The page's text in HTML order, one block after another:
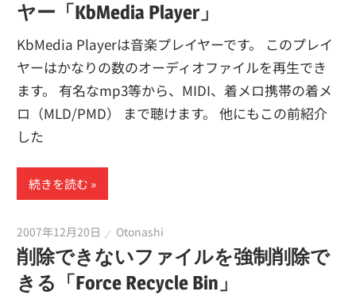
ヤー「KbMedia Player」
KbMedia Playerは音楽プレイヤーです。 このプレイ
ヤーはかなりの数のオーディオファイルを再生でき
ます。 有名なmp3等から、MIDI、着メロ携帯の着メ
ロ（MLD/PMD） まで聴けます。 他にもこの前紹介
した
続きを読む
2007年12月20日 Otonashi
削除できないファイルを強制削除で
きる「Force Recycle Bin」